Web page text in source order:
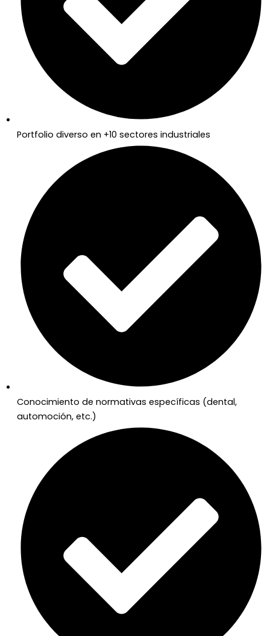
Portfolio diverso en +10 sectores industriales
Conocimiento de normativas específicas (dental,
automoción, etc.)